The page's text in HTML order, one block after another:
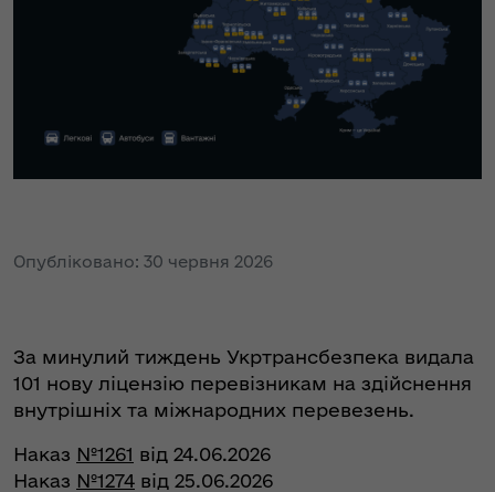
Опубліковано: 30 червня 2026
За минулий тиждень Укртрансбезпека видала
101 нову ліцензію перевізникам на здійснення
внутрішніх та міжнародних перевезень.
Наказ №1261 від 24.06.2026
Наказ №1274 від 25.06.2026